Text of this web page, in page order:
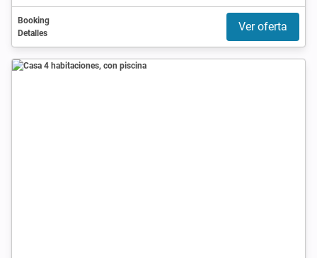
Booking
Detalles
Ver oferta